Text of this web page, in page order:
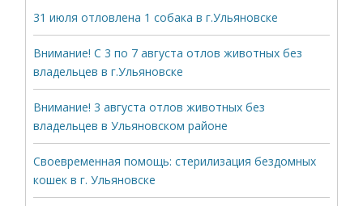
31 июля отловлена 1 собака в г.Ульяновске
Внимание! С 3 по 7 августа отлов животных без
владельцев в г.Ульяновске
Внимание! 3 августа отлов животных без
владельцев в Ульяновском районе
Своевременная помощь: стерилизация бездомных
кошек в г. Ульяновске